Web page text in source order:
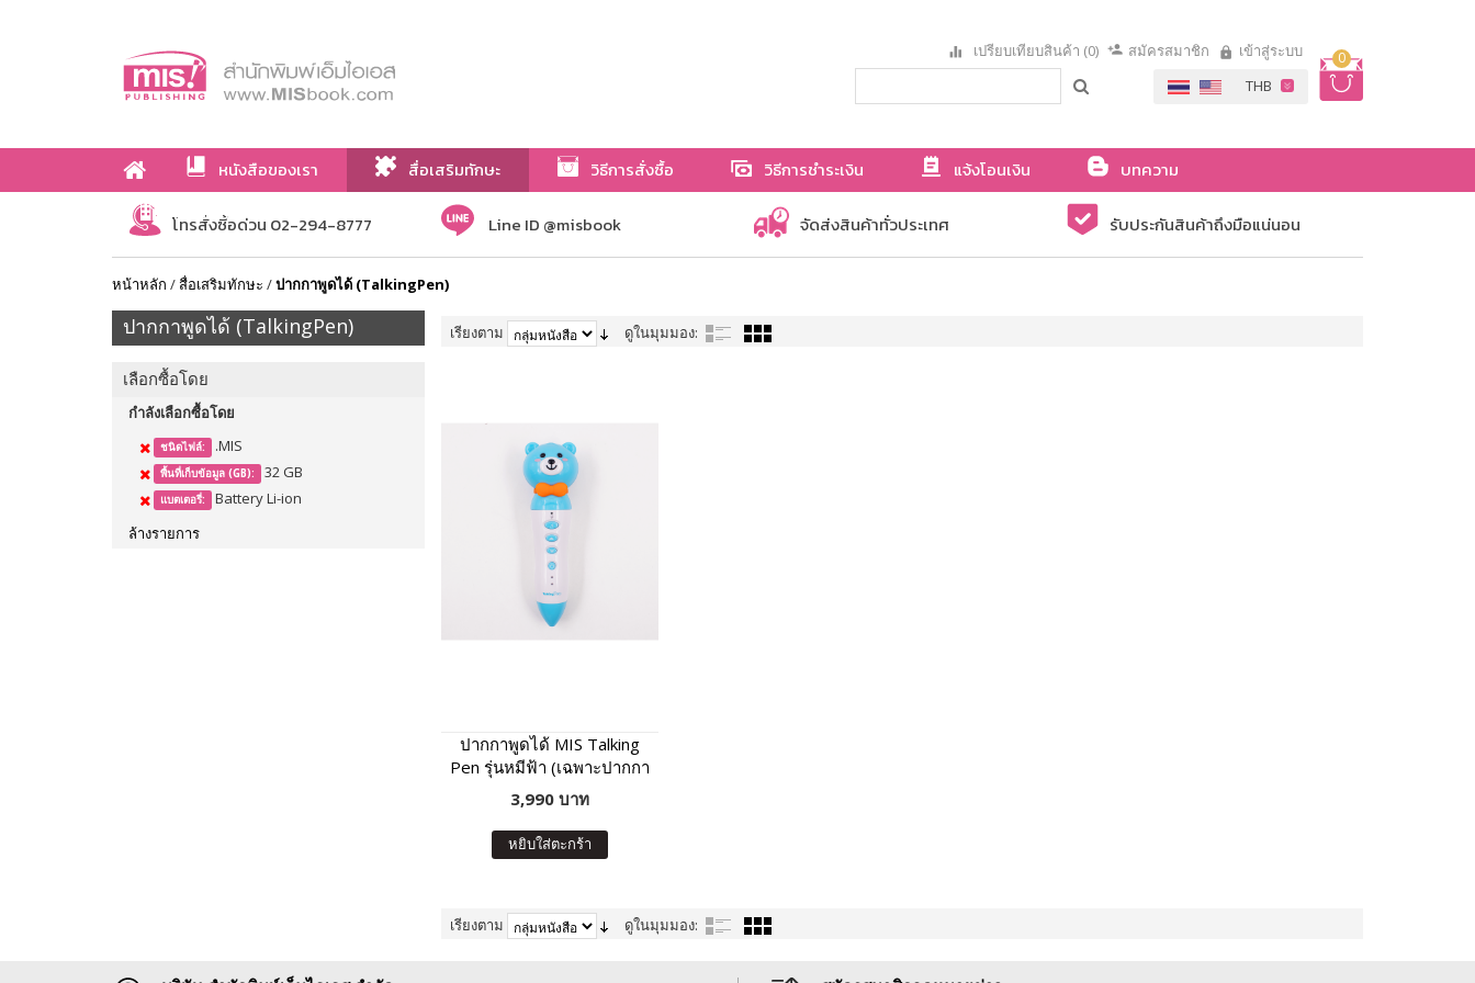
0
เปรียบเทียบสินค้า (0) สมัครสมาชิก เข้าสู่ระบบ
หนังสือของเรา สื่อเสริมทักษะ วิธีการสั่งซื้อ วิธีการชำระเงิน แจ้งโอนเงิน
บทความ
เกี่ยวกับเรา
โทรสั่งซื้อด่วน 02-294-8777 Line ID @misbook จัดส่งสินค้าทั่วประเทศ รับประกันสินค้าถึงมือแน่นอน
หน้าหลัก /สื่อเสริมทักษะ /ปากกาพูดได้ (TalkingPen)
ปากกาพูดได้ (TalkingPen)
เลือกซื้อโดย
กำลังเลือกซื้อโดย
ชนิดไฟล์: .MIS
พื้นที่เก็บข้อมูล (GB): 32 GB
แบตเตอรี่:
Battery Li-ion
ล้างรายการ
เรียงตาม ดูในมุมมอง:
ปากกาพูดได้ MIS Talking
Pen รุ่นหมีฟ้า (เฉพาะปากกา
พูดได้ ไม่มีหนังสือในชุด)
3,990 บาท
หยิบใส่ตะกร้า
เรียงตาม ดูในมุมมอง: